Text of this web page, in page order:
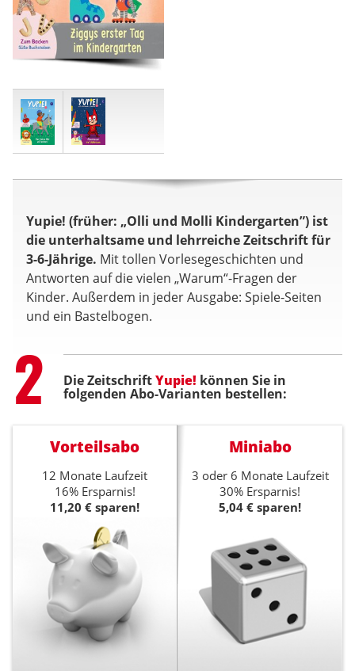
Yupie! (früher: „Olli und Molli Kindergarten”) ist
die unterhaltsame und lehrreiche Zeitschrift für
3-6-Jährige. Mit tollen Vorlesegeschichten und
Antworten auf die vielen „Warum“-Fragen der
Kinder. Außerdem in jeder Ausgabe: Spiele-Seiten
und ein Bastelbogen.
Step
2 Die ZeitschriftYupie! können Sie in
folgenden Abo-Varianten bestellen:
Vorteilsabo
12 Monate Laufzeit
16% Ersparnis!
11,20 € sparen!
Miniabo
3 oder 6 Monate Laufzeit
30% Ersparnis!
5,04 € sparen!